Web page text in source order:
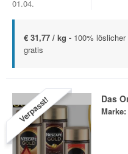
01.04.
€ 31,77 / kg - 100%
gratis
Verpasst! Das
Marke: